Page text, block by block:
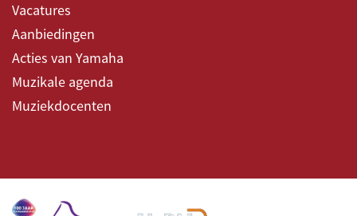
Vacatures
Aanbiedingen
Acties van Yamaha
Muzikale agenda
Muziekdocenten